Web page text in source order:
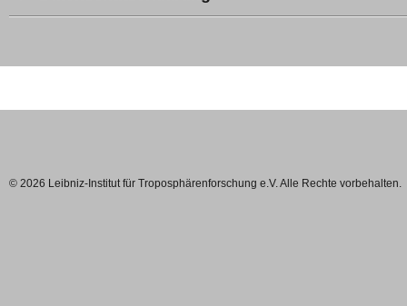
© 2026 Leibniz-Institut für Troposphärenforschung e.V. Alle Rechte vorbehalten.